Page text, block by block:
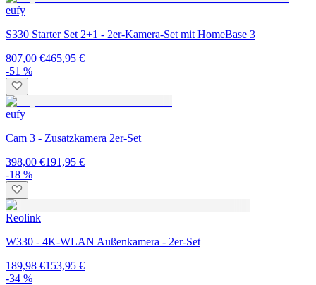
eufy
S330 Starter Set 2+1 - 2er-Kamera-Set mit HomeBase 3
807,00 €465,95 €
-51 %
eufy
Cam 3 - Zusatzkamera 2er-Set
398,00 €191,95 €
-18 %
Reolink
W330 - 4K-WLAN Außenkamera - 2er-Set
189,98 €153,95 €
-34 %